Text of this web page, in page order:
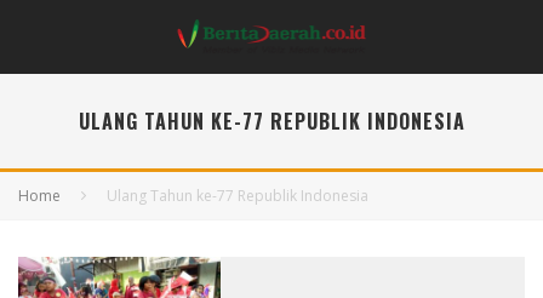
ULANG TAHUN KE-77 REPUBLIK INDONESIA
Home Ulang Tahun ke-77 Republik Indonesia